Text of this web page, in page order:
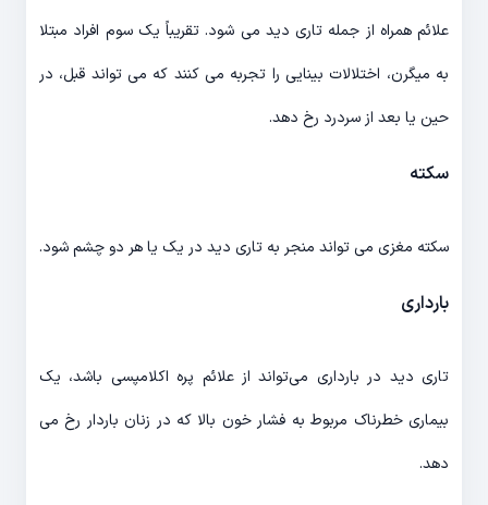
علائم همراه از جمله تاری دید می شود. تقریباً یک سوم افراد مبتلا
به میگرن، اختلالات بینایی را تجربه می کنند که می تواند قبل، در
حین یا بعد از سردرد رخ دهد.
سکته
سکته مغزی می تواند منجر به تاری دید در یک یا هر دو چشم شود.
بارداری
تاری دید در بارداری می‌تواند از علائم پره اکلامپسی باشد، یک
بیماری خطرناک مربوط به فشار خون بالا که در زنان باردار رخ می
دهد.